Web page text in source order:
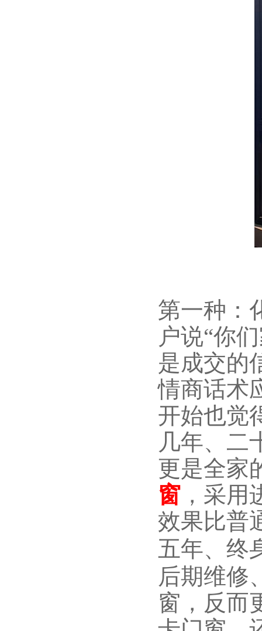
第一种：
户说“你
是成交的
情商话术
开始也觉
几年、二
更是全家
窗 ，采
效果比普
五年、终
后期维修
窗，反而